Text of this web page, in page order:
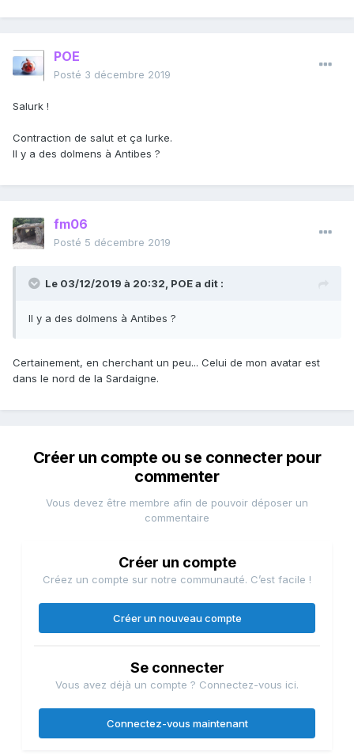
POE
Posté 3 décembre 2019
Salurk !
Contraction de salut et ça lurke.
Il y a des dolmens à Antibes ?
fm06
Posté 5 décembre 2019
Le 03/12/2019 à 20:32, POEa dit :
Il y a des dolmens à Antibes ?
Certainement, en cherchant un peu... Celui de mon avatar est
dans le nord de la Sardaigne.
Créer un compte ou se connecter pour
commenter
Vous devez être membre afin de pouvoir déposer un
commentaire
Créer un compte
Créez un compte sur notre communauté. C’est facile !
Créer un nouveau compte
Se connecter
Vous avez déjà un compte ? Connectez-vous ici.
Connectez-vous maintenant